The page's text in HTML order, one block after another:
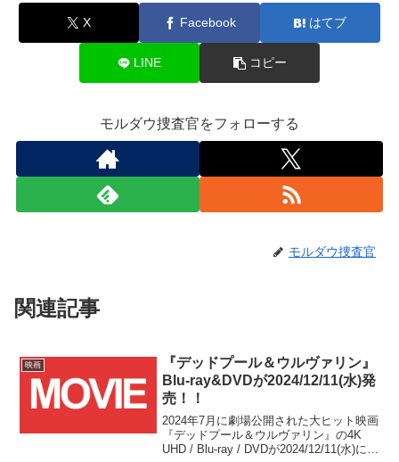
X Facebook はてブ
LINE コピー
モルダウ捜査官をフォローする
モルダウ捜査官
関連記事
映画
『デッドプール＆ウルヴァリン』
Blu-ray&DVDが2024/12/11(水)発
売！！
2024年7月に劇場公開された大ヒット映画
『デッドプール＆ウルヴァリン』の4K
UHD / Blu-ray / DVDが2024/12/11(水)にい